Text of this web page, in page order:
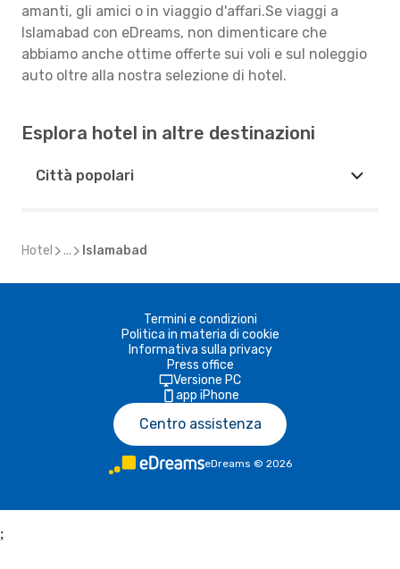
amanti, gli amici o in viaggio d'affari.Se viaggi a
Islamabad con eDreams, non dimenticare che
abbiamo anche ottime offerte sui voli e sul noleggio
auto oltre alla nostra selezione di hotel.
Esplora hotel in altre destinazioni
Città popolari
Hotel ... Islamabad
Termini e condizioni
Politica in materia di cookie
Informativa sulla privacy
Press office
Versione PC
app iPhone
Centro assistenza
eDreams © 2026
;